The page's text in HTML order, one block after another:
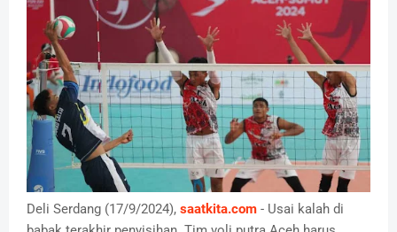
Deli Serdang (17/9/2024), saatkita.com - Usai kalah di